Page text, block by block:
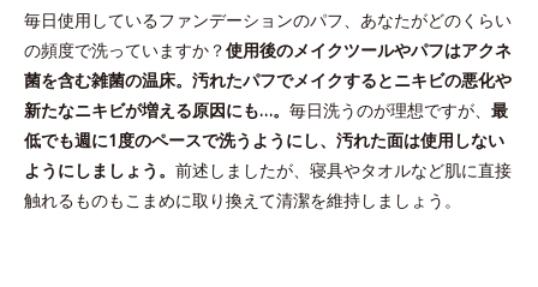
毎日使用しているファンデーションのパフ、あなたがどのくらい
の頻度で洗っていますか？使用後のメイクツールやパフはアクネ
菌を含む雑菌の温床。汚れたパフでメイクするとニキビの悪化や
新たなニキビが増える原因にも…。 毎日洗うのが理想ですが、 最
低でも週に1度のペースで洗うようにし、汚れた面は使用しない
ようにしましょう。 前述しましたが、寝具やタオルなど肌に直接
触れるものもこまめに取り換えて清潔を維持しましょう。